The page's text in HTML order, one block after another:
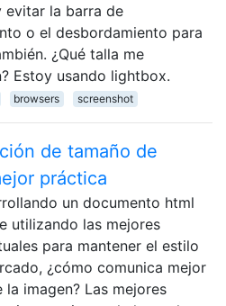
evitar la barra de
o el desbordamiento para
¿Qué talla me
Estoy usando lightbox.
browsers screenshot
de tamaño de
práctica
un documento html
utilizando las mejores
para mantener el estilo
¿cómo comunica mejor
la imagen? Las mejores